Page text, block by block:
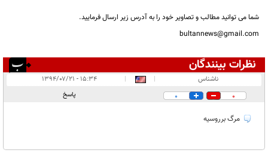
شما می توانید مطالب و تصاویر خود را به آدرس زیر ارسال فرمایید.
bultannews@gmail.com
نظرات بینندگان
در انتظار بررسی:
ناشناس |
|
۱۵:۳۴ - ۱۳۹۴/۰۷/۲۱
0
0 پاسخ
مرگ برروسیه